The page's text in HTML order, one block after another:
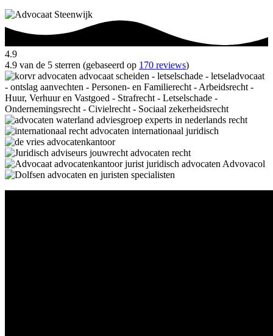
4.9
4.9 van de 5 sterren (gebaseerd op 170 reviews)